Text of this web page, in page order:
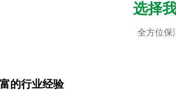
选择
全方位保
的行业经验